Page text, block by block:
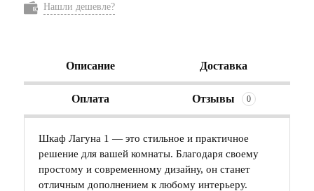
Нашли дешевле?
Описание Доставка
Оплата Отзывы 0
Шкаф Лагуна 1 — это стильное и практичное
решение для вашей комнаты. Благодаря своему
простому и современному дизайну, он станет
отличным дополнением к любому интерьеру.